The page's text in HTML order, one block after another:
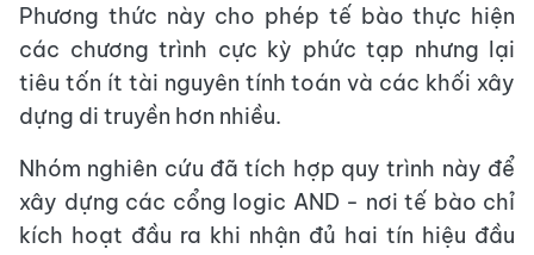
Phương thức này cho phép tế bào thực hiện
các chương trình cực kỳ phức tạp nhưng lại
tiêu tốn ít tài nguyên tính toán và các khối xây
dựng di truyền hơn nhiều.
Nhóm nghiên cứu đã tích hợp quy trình này để
xây dựng các cổng logic AND - nơi tế bào chỉ
kích hoạt đầu ra khi nhận đủ hai tín hiệu đầu